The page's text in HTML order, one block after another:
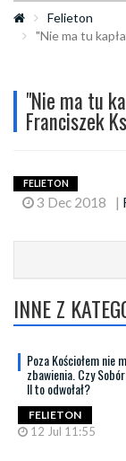
Felieton
"Nie ma tu
"Nie ma tu
Franciszek
FELIETON
3 Dec 2018 |
INNE Z
Poza Kościołem nie
zbawienia. Czy
II to odwołał?
FELIETON
12 Jul 11:55